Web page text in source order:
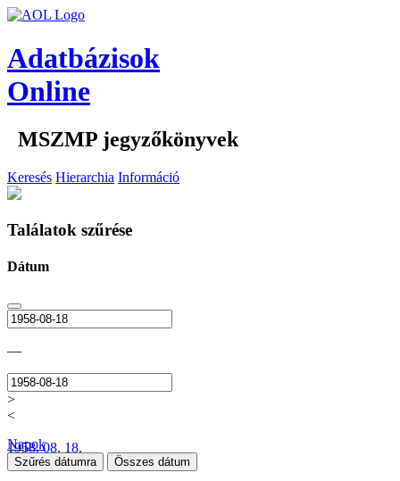
Adatbázisok
Online
MSZMP jegyzőkönyvek
Keresés Hierarchia Információ
Találatok szűrése
Dátum
—
>
<
1958. 08. 18.
Napok
Szűrés dátumra Összes dátum